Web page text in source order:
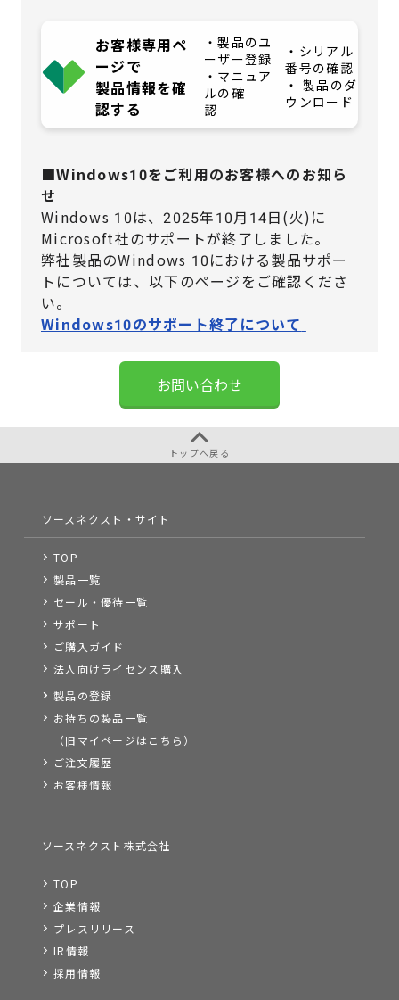
お客様専用ペ
ージで
製品情報を確
認する
・製品のユ
ーザー登録
・マニュア
ルの確
認
・シリアル
番号の確認
・ 製品のダ
ウンロード
■Windows10をご利用のお客様へのお知ら
せ
Windows 10は、2025年10月14日(火)に
Microsoft社のサポートが終了しました。
弊社製品のWindows 10における製品サポー
トについては、 以下のページをご確認くださ
い。
Windows10のサポート終了について
お問い合わせ
トップへ戻る
ソースネクスト・サイト
TOP
製品一覧
セール・優待一覧
サポート
ご購入ガイド
法人向けライセンス購入
製品の登録
お持ちの製品一覧
（旧マイページはこちら）
ご注文履歴
お客様情報
ソースネクスト株式会社
TOP
企業情報
プレスリリース
IR情報
採用情報